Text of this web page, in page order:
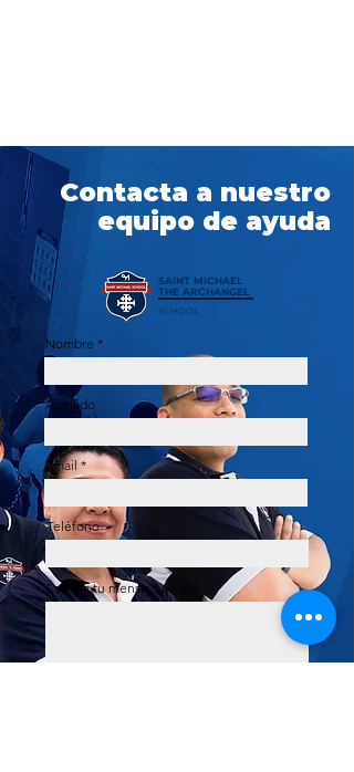
Contacta a nuestro
equipo de ayuda
SAINT MICHAEL
THE ARCHANGEL
SCHOOL
Nombre
Apellido
Email
Teléfono
Escribe tu mensaje aquí...